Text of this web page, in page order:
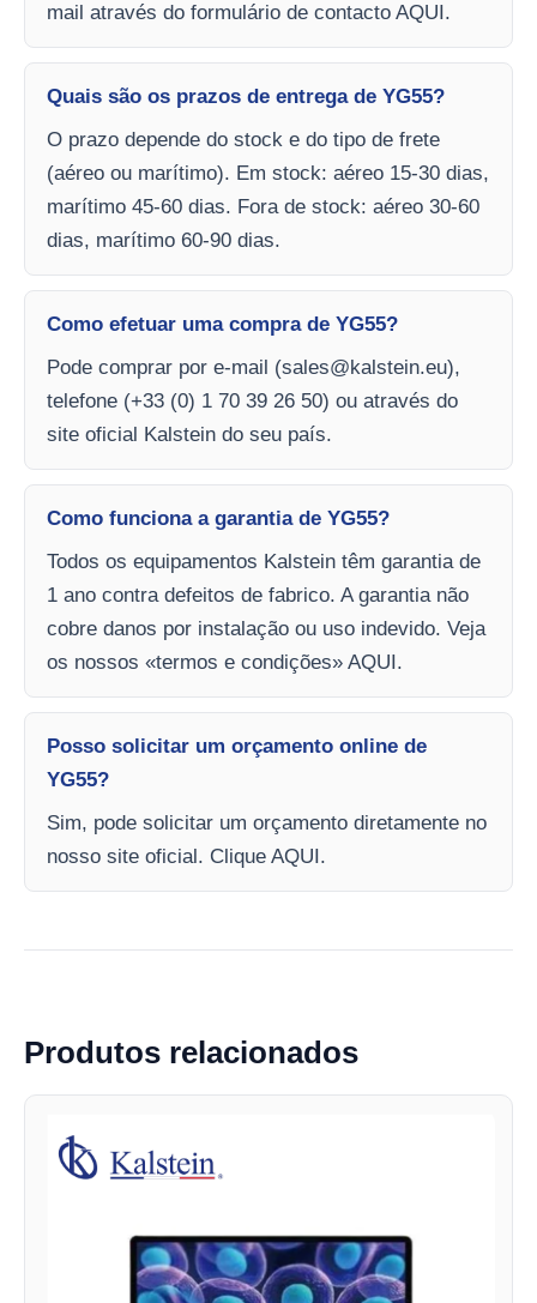
mail através do formulário de contacto AQUI.
Quais são os prazos de entrega de YG55?
O prazo depende do stock e do tipo de frete
(aéreo ou marítimo). Em stock: aéreo 15-30 dias,
marítimo 45-60 dias. Fora de stock: aéreo 30-60
dias, marítimo 60-90 dias.
Como efetuar uma compra de YG55?
Pode comprar por e-mail (sales@kalstein.eu),
telefone (+33 (0) 1 70 39 26 50) ou através do
site oficial Kalstein do seu país.
Como funciona a garantia de YG55?
Todos os equipamentos Kalstein têm garantia de
1 ano contra defeitos de fabrico. A garantia não
cobre danos por instalação ou uso indevido. Veja
os nossos «termos e condições» AQUI.
Posso solicitar um orçamento online de
YG55?
Sim, pode solicitar um orçamento diretamente no
nosso site oficial. Clique AQUI.
Produtos relacionados